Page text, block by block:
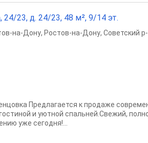
23, д. 24/23, 48 м², 9/14 эт.
на-Дону, Ростов-на-Дону, Советский
Предлагается к продаже
и уютной спальней.Свежий,
уже сегодня!...